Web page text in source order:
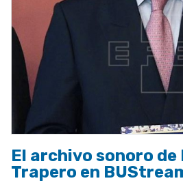
El archivo sonoro de
Trapero en